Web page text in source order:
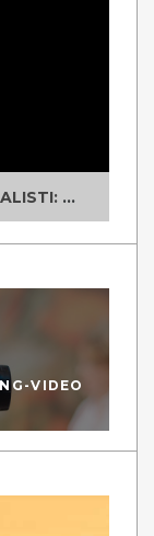
UNO TWO DREI 2015/2016, I FINALISTI: CLASSE IV ALS ISTITUTO "DEGASPERI" BORGO VALSUGANA
VIDEO